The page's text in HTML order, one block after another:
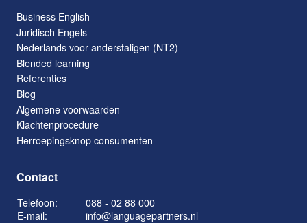
Business English
Juridisch Engels
Nederlands voor anderstaligen (NT2)
Blended learning
Referenties
Blog
Algemene voorwaarden
Klachtenprocedure
Herroepingsknop consumenten
Contact
Telefoon:
088 - 02 88 000
E-mail:
info@languagepartners.nl